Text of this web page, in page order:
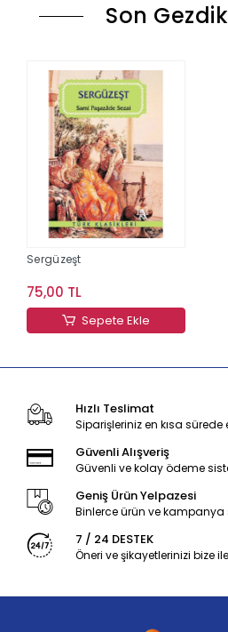
Son
Sergüzeşt
75,00 TL
Sepete Ekle
Hızlı Teslimat
Siparişleriniz en kısa sürede
Güvenli Alışveriş
Güvenli ve kolay ödeme
Geniş Ürün Yelpazesi
Binlerce ürün ve kampanya
7 / 24 DESTEK
Öneri ve şikayetlerinizi bize